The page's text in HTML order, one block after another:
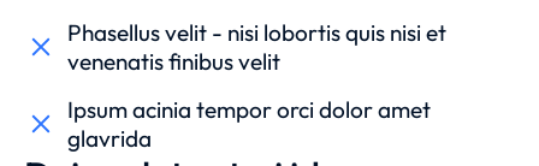
Phasellus velit - nisi lobortis quis nisi et
venenatis finibus velit
Ipsum acinia tempor orci dolor amet
glavrida